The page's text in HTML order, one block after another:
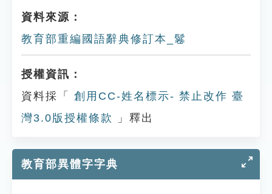
資料來源：
教育部重編國語辭典修訂本_鬈
授權資訊：
資料採「
創用CC-姓名標示- 禁止改作 臺
灣3.0版授權條款
」釋出
教育部異體字字典